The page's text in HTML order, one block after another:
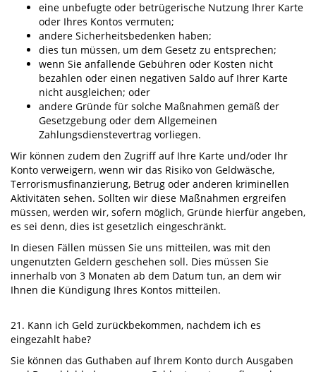
eine unbefugte oder betrügerische Nutzung Ihrer Karte
oder Ihres Kontos vermuten;
andere Sicherheitsbedenken haben;
dies tun müssen, um dem Gesetz zu entsprechen;
wenn Sie anfallende Gebühren oder Kosten nicht
bezahlen oder einen negativen Saldo auf Ihrer Karte
nicht ausgleichen; oder
andere Gründe für solche Maßnahmen gemäß der
Gesetzgebung oder dem Allgemeinen
Zahlungsdienstevertrag vorliegen.
Wir können zudem den Zugriff auf Ihre Karte und/oder Ihr
Konto verweigern, wenn wir das Risiko von Geldwäsche,
Terrorismusfinanzierung, Betrug oder anderen kriminellen
Aktivitäten sehen. Sollten wir diese Maßnahmen ergreifen
müssen, werden wir, sofern möglich, Gründe hierfür angeben,
es sei denn, dies ist gesetzlich eingeschränkt.
In diesen Fällen müssen Sie uns mitteilen, was mit den
ungenutzten Geldern geschehen soll. Dies müssen Sie
innerhalb von 3 Monaten ab dem Datum tun, an dem wir
Ihnen die Kündigung Ihres Kontos mitteilen.
21. Kann ich Geld zurückbekommen, nachdem ich es
eingezahlt habe?
Sie können das Guthaben auf Ihrem Konto durch Ausgaben